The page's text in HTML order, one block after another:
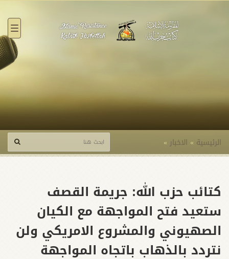
الرئيسية » الاخبار »
كتائب حزب الله: جريمة القصف
ستعيد فتح المواجهة مع الكيان
الصهيوني والمشروع الامريكي ولن
نتردد بالذهاب باتجاه المواجهة